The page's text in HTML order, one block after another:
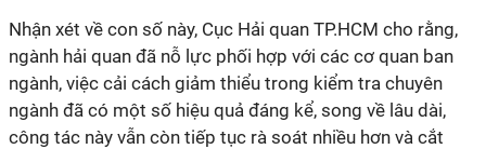
Nhận xét về con số này, Cục Hải quan TP.HCM cho rằng,
ngành hải quan đã nỗ lực phối hợp với các cơ quan ban
ngành, việc cải cách giảm thiểu trong kiểm tra chuyên
ngành đã có một số hiệu quả đáng kể, song về lâu dài,
công tác này vẫn còn tiếp tục rà soát nhiều hơn và cắt